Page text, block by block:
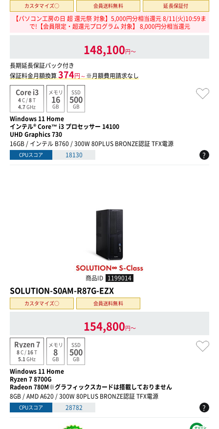
カスタマイズ○ 会員送料無料 延長保証付
【パソコン工房の日 超 還元祭 対象】5,000円分相当還元 8/11(火)10:59ま
で!【会員限定・超還元プログラム 対象】 8,000円分相当還元
148,100円〜
長期延長保証パック付き
保証料金月額換算374円～※月額費用請求なし
Core i3
4C /8T
4.7GHz
メモリ
16
GB
SSD
500
GB
Windows 11 Home
インテル® Core™ i3 プロセッサー 14100
UHD Graphics 730
16GB / インテル B760 / 300W 80PLUS BRONZE認証 TFX電源
CPUスコア 18130 ?
商品ID 1199014
SOLUTION-S0AM-R87G-EZX
カスタマイズ○ 会員送料無料
154,800円〜
Ryzen 7
8C /16T
5.1GHz
メモリ
8
GB
SSD
500
GB
Windows 11 Home
Ryzen 7 8700G
Radeon 780M※グラフィックスカードは搭載しておりません
8GB / AMD A620 / 300W 80PLUS BRONZE認証 TFX電源
CPUスコア 28782 ?